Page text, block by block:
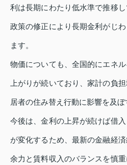
利は長期にわたり低水準で推移
政策の修正により長期金利がじ
ます。
物価についても、全国的にエネ
上がりが続いており、家計の負
居者の住み替え行動に影響を及ぼ
今後は、金利の上昇が続けば借
が変化するため、最新の金融経
余力と賃料収入のバランスを慎